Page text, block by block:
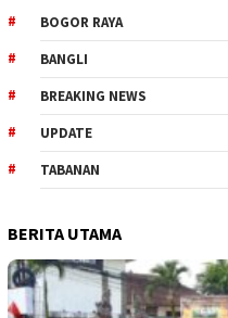
BOGOR RAYA
BANGLI
BREAKING NEWS
UPDATE
TABANAN
BERITA UTAMA